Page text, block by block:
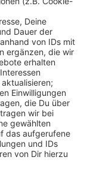
analog
will die